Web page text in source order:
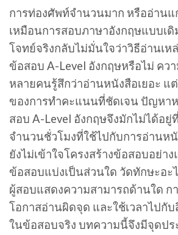
การท่องศัพท์จำนวนมาก หรืออ่านแ
เหมือนการสอบภาษาอังกฤษแบบเดิ
โจทย์จริงกลับไม่มั่นใจว่าวิธีอ่านเห
ข้อสอบ A-Level อังกฤษหรือไม่ คว
หลายคนรู้สึกว่าอ่านหนังสือเยอะ แ
ของการทำคะแนนที่ชัดเจน ปัญหา
สอบ A-Level อังกฤษจึงมักไม่ได้อ
จำนวนชั่วโมงที่ใช้ไปกับการอ่านห
ยังไม่เข้าใจโครงสร้างข้อสอบอย่าง
ข้อสอบแบ่งเป็นส่วนใด วัดทักษะอะ
ผู้สอบแสดงความสามารถด้านใด ก
โอกาสอ่านผิดจุด และใช้เวลาไปกั
ในข้อสอบจริง บทความนี้จึงมีจุดปร